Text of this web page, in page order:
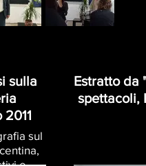
sulla
sul
Estratto da
spettacoli,